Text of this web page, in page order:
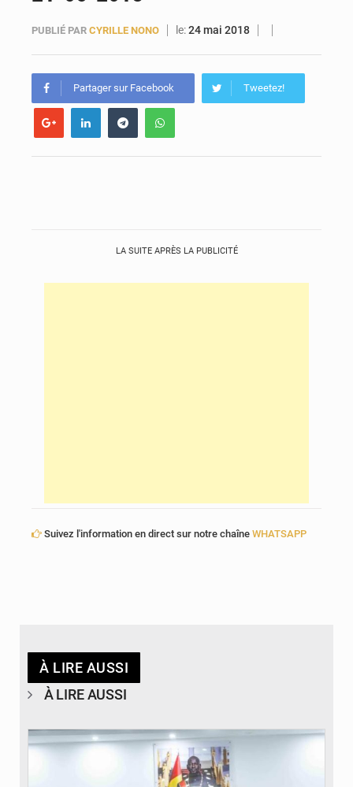
PUBLIÉ PAR CYRILLE NONO le:24 mai 2018
Partager sur Facebook Tweetez!
LA SUITE APRÈS LA PUBLICITÉ
Suivez l'information en direct sur notre chaîne WHATSAPP
À LIRE AUSSI
À LIRE AUSSI